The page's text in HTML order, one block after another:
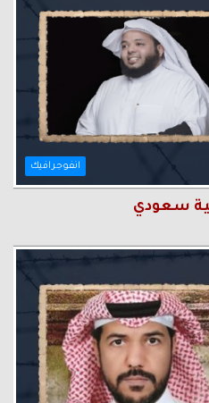
انفوجرافيك
سعودي